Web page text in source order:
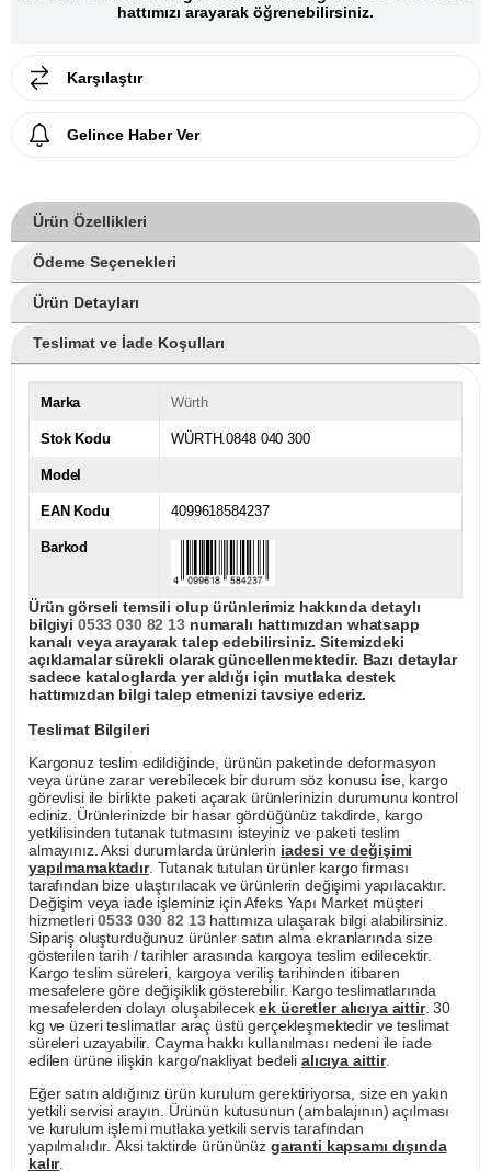
hattımızı arayarak öğrenebilirsiniz.
Karşılaştır
Gelince Haber Ver
Ürün Özellikleri
Ödeme Seçenekleri
Ürün Detayları
Teslimat ve İade Koşulları
Marka Würth
Stok Kodu WÜRTH.0848 040 300
Model
EAN Kodu 4099618584237
Barkod
Ürün görseli temsili olup ürünlerimiz hakkında detaylı
bilgiyi 0533 030 82 13numaralı hattımızdan whatsapp
kanalı veya arayarak talep edebilirsiniz. Sitemizdeki
açıklamalar sürekli olarak güncellenmektedir. Bazı detaylar
sadece kataloglarda yer aldığı için mutlaka destek
hattımızdan bilgi talep etmenizi tavsiye ederiz.
Teslimat Bilgileri
Kargonuz teslim edildiğinde, ürünün paketinde deformasyon
veya ürüne zarar verebilecek bir durum söz konusu ise, kargo
görevlisi ile birlikte paketi açarak ürünlerinizin durumunu kontrol
ediniz. Ürünlerinizde bir hasar gördüğünüz takdirde, kargo
yetkilisinden tutanak tutmasını isteyiniz ve paketi teslim
almayınız. Aksi durumlarda ürünlerin iadesi ve değişimi
yapılmamaktadır. Tutanak tutulan ürünler kargo firması
tarafından bize ulaştırılacak ve ürünlerin değişimi yapılacaktır.
Değişim veya iade işleminiz için Afeks Yapı Market müşteri
hizmetleri0533 030 82 13hattımıza ulaşarak bilgi alabilirsiniz.
Sipariş oluşturduğunuz ürünler satın alma ekranlarında size
gösterilen tarih / tarihler arasında kargoya teslim edilecektir.
Kargo teslim süreleri, kargoya veriliş tarihinden itibaren
mesafelere göre değişiklik gösterebilir. Kargo teslimatlarında
mesafelerden dolayı oluşabilecekek ücretler alıcıya aittir. 30
kg ve üzeri teslimatlar araç üstü gerçekleşmektedir ve teslimat
süreleri uzayabilir. Cayma hakkı kullanılması nedeni ile iade
edilen ürüne ilişkin kargo/nakliyat bedeli alıcıya aittir.
Eğer satın aldığınız ürün kurulum gerektiriyorsa, size en yakın
yetkili servisi arayın. Ürünün kutusunun (ambalajının) açılması
ve kurulum işlemi mutlaka yetkili servis tarafından
yapılmalıdır. Aksi taktirde ürününüz garanti kapsamı dışında
kalır.